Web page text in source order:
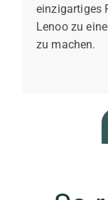
einzigartiges
Lenoo zu
zu machen.